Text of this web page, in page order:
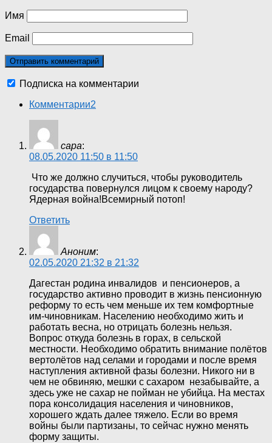
Имя
Email
Подписка на комментарии
Комментарии2
сара:
08.05.2020 11:50 в 11:50
Что же должно случиться, чтобы руководитель
государства повернулся лицом к своему народу?
Ядерная война!Всемирный потоп!
Ответить
Аноним:
02.05.2020 21:32 в 21:32
Дагестан родина инвалидов и пенсионеров, а
государство активно проводит в жизнь пенсионную
реформу то есть чем меньше их тем комфортные
им-чиновникам. Населению необходимо жить и
работать весна, но отрицать болезнь нельзя.
Вопрос откуда болезнь в горах, в сельской
местности. Необходимо обратить внимание полётов
вертолётов над селами и городами и после время
наступления активной фазы болезни. Никого ни в
чем не обвиняю, мешки с сахаром незабывайте, а
здесь уже не сахар не пойман не убийца. На местах
пора консолидация населения и чиновников,
хорошего ждать далее тяжело. Если во время
войны были партизаны, то сейчас нужно менять
форму защиты.